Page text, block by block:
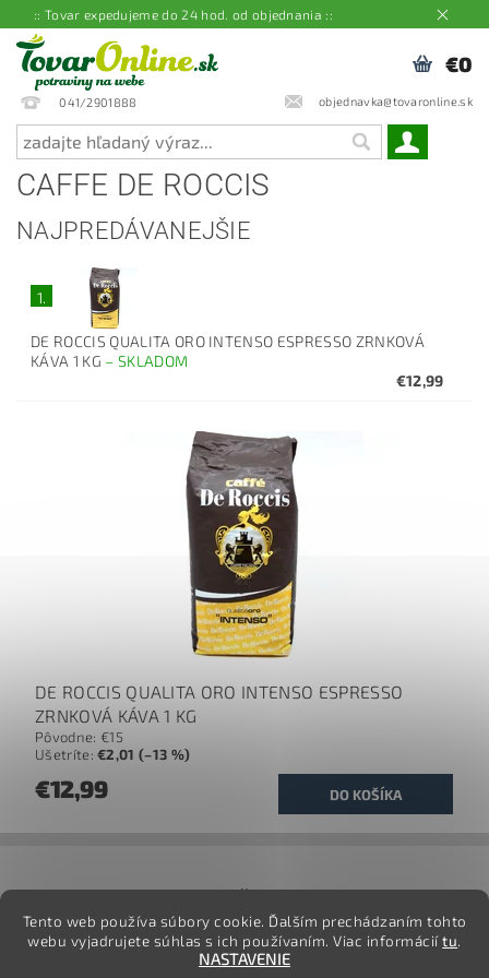
:: Tovar expedujeme do 24 hod. od objednania ::
041/2901888 objednavka@tovaronline.sk
€0
CAFFE DE ROCCIS
NAJPREDÁVANEJŠIE
1.
DE ROCCIS QUALITA ORO INTENSO ESPRESSO ZRNKOVÁ
KÁVA 1 KG – SKLADOM
€12,99
DE ROCCIS QUALITA ORO INTENSO ESPRESSO
ZRNKOVÁ KÁVA 1 KG
Pôvodne: €15
Ušetríte:€2,01 (–13 %)
€12,99
jj
Tento web používa súbory cookie. Ďalším prechádzaním tohto
webu vyjadrujete súhlas s ich používaním. Viac informáciítu.
NASTAVENIE